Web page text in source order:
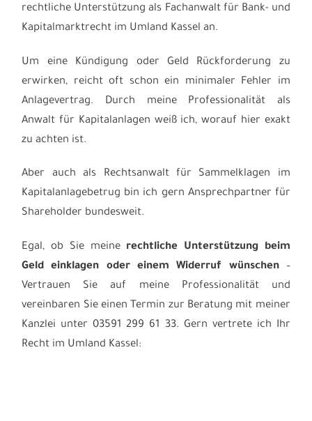
rechtliche Unterstützung als Fachanwalt für Bank- und
Kapitalmarktrecht im Umland Kassel an.
Um eine Kündigung oder Geld Rückforderung zu
erwirken, reicht oft schon ein minimaler Fehler im
Anlagevertrag. Durch meine Professionalität als
Anwalt für Kapitalanlagen weiß ich, worauf hier exakt
zu achten ist.
Aber auch als Rechtsanwalt für Sammelklagen im
Kapitalanlagebetrug bin ich gern Ansprechpartner für
Shareholder bundesweit.
Egal, ob Sie meine rechtliche Unterstützung beim
Geld einklagen
oder einem Widerruf wünschen–
Vertrauen Sie auf meine Professionalität und
vereinbaren Sie einen Termin zur Beratung mit meiner
Kanzlei unter 03591 299 61 33. Gern vertrete ich Ihr
Recht im Umland Kassel: